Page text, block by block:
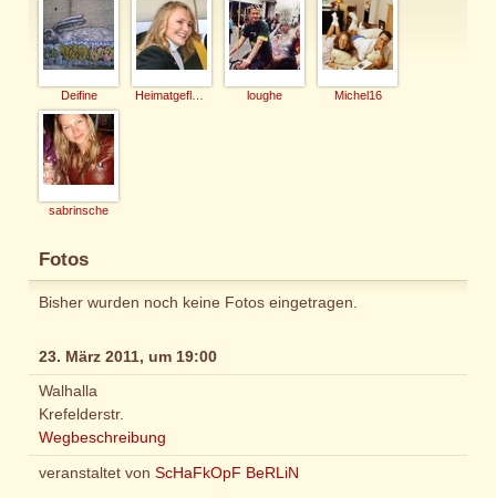
Deifine loughe Michel16
sabrinsche
Fotos
Bisher wurden noch keine Fotos eingetragen.
23. März 2011, um 19:00
Walhalla
Krefelderstr.
Wegbeschreibung
veranstaltet von ScHaFkOpF BeRLiN